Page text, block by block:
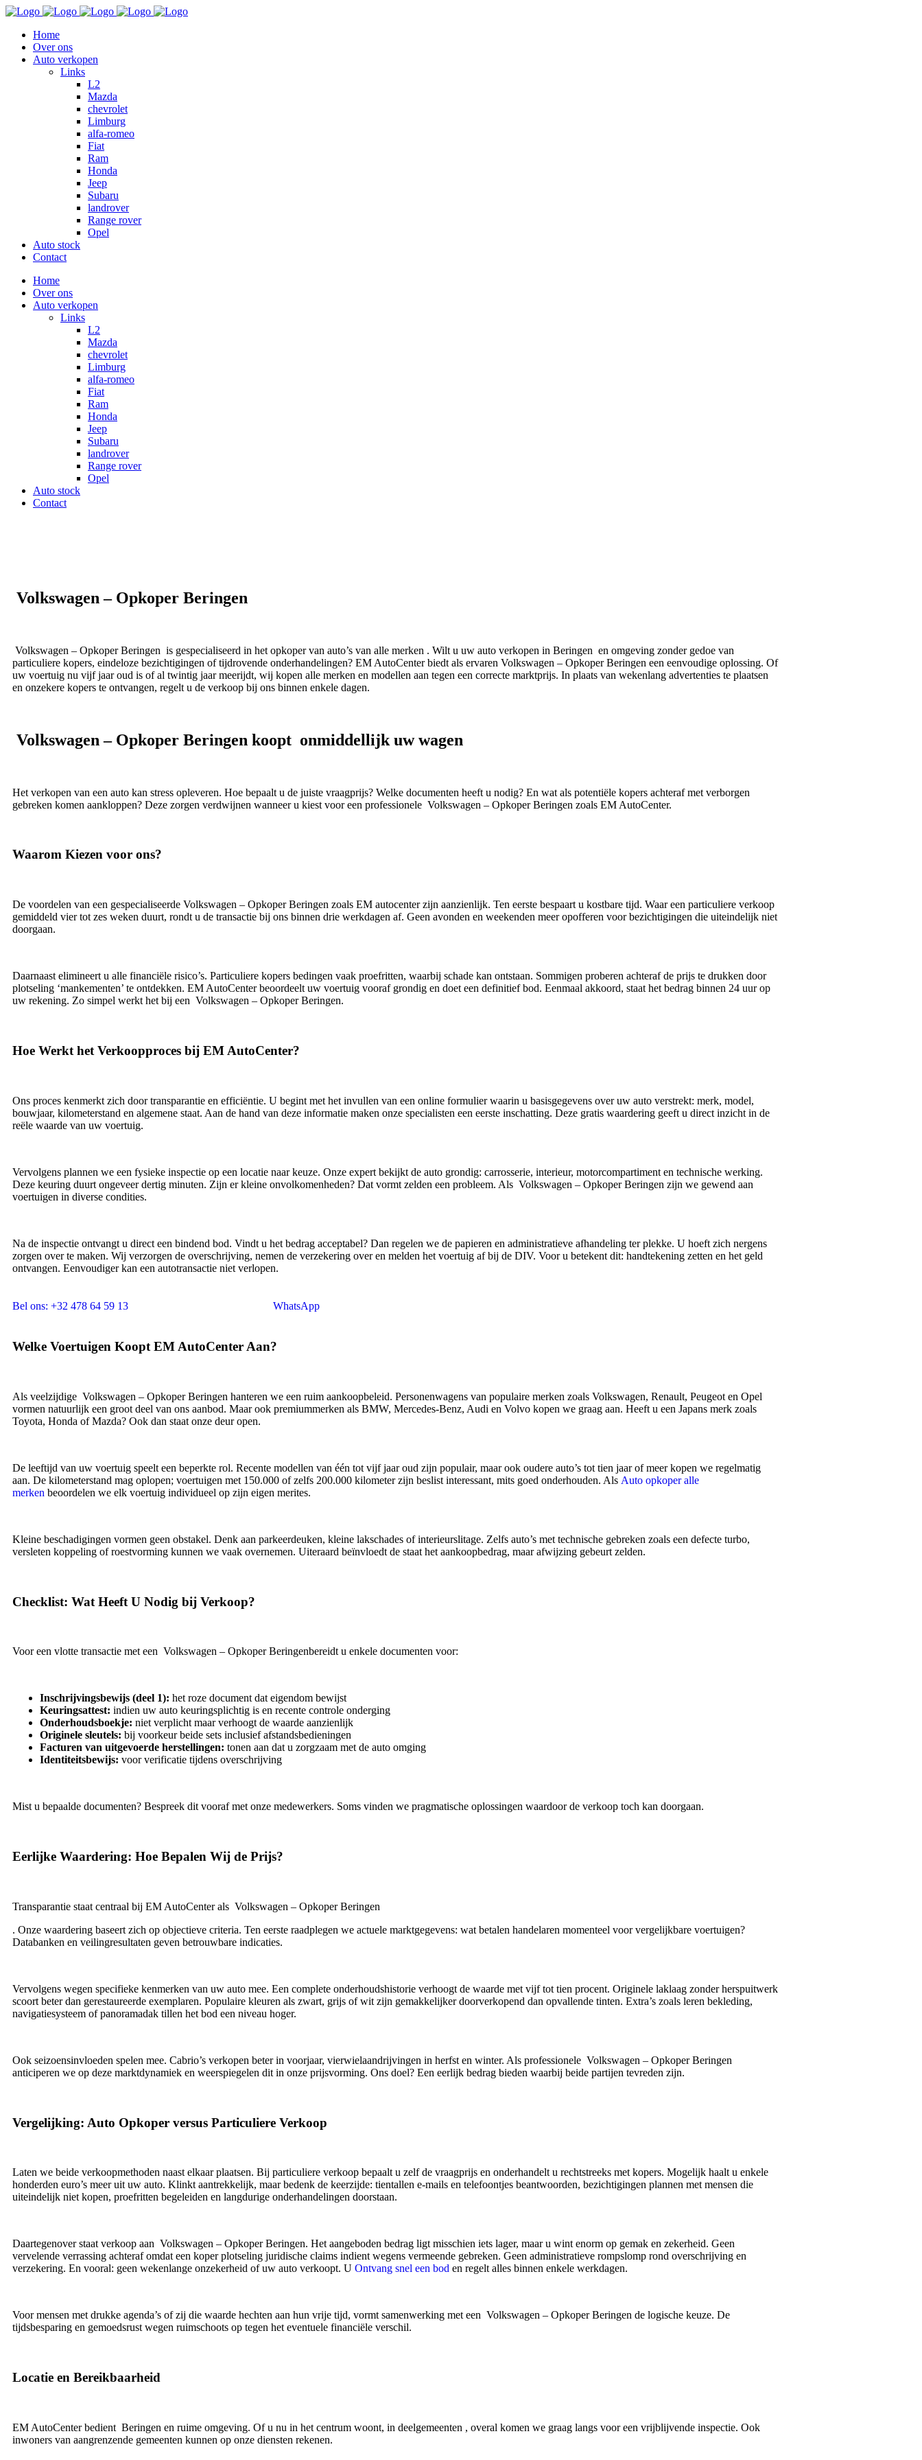
Home
Over ons
Auto verkopen
Links
L2
Mazda
chevrolet
Limburg
alfa-romeo
Fiat
Ram
Honda
Jeep
Subaru
landrover
Range rover
Opel
Auto stock
Contact
Home
Over ons
Auto verkopen
Links
L2
Mazda
chevrolet
Limburg
alfa-romeo
Fiat
Ram
Honda
Jeep
Subaru
landrover
Range rover
Opel
Auto stock
Contact
Volkswagen – Opkoper Beringen
Volkswagen – Opkoper Beringen is gespecialiseerd in het opkoper van auto’s van alle merken . Wilt u uw auto verkopen in Beringen en omgeving zonder gedoe van
particuliere kopers, eindeloze bezichtigingen of tijdrovende onderhandelingen? EM AutoCenter biedt als ervaren Volkswagen – Opkoper Beringen een eenvoudige oplossing. Of
uw voertuig nu vijf jaar oud is of al twintig jaar meerijdt, wij kopen alle merken en modellen aan tegen een correcte marktprijs. In plaats van wekenlang advertenties te plaatsen
en onzekere kopers te ontvangen, regelt u de verkoop bij ons binnen enkele dagen.
Volkswagen – Opkoper Beringen koopt onmiddellijk uw wagen
Het verkopen van een auto kan stress opleveren. Hoe bepaalt u de juiste vraagprijs? Welke documenten heeft u nodig? En wat als potentiële kopers achteraf met verborgen
gebreken komen aankloppen? Deze zorgen verdwijnen wanneer u kiest voor een professionele Volkswagen – Opkoper Beringen zoals EM AutoCenter.
Waarom Kiezen voor ons?
De voordelen van een gespecialiseerde Volkswagen – Opkoper Beringen zoals EM autocenter zijn aanzienlijk. Ten eerste bespaart u kostbare tijd. Waar een particuliere verkoop
gemiddeld vier tot zes weken duurt, rondt u de transactie bij ons binnen drie werkdagen af. Geen avonden en weekenden meer opofferen voor bezichtigingen die uiteindelijk niet
doorgaan.
Daarnaast elimineert u alle financiële risico’s. Particuliere kopers bedingen vaak proefritten, waarbij schade kan ontstaan. Sommigen proberen achteraf de prijs te drukken door
plotseling ‘mankementen’ te ontdekken. EM AutoCenter beoordeelt uw voertuig vooraf grondig en doet een definitief bod. Eenmaal akkoord, staat het bedrag binnen 24 uur op
uw rekening. Zo simpel werkt het bij een Volkswagen – Opkoper Beringen.
Hoe Werkt het Verkoopproces bij EM AutoCenter?
Ons proces kenmerkt zich door transparantie en efficiëntie. U begint met het invullen van een online formulier waarin u basisgegevens over uw auto verstrekt: merk, model,
bouwjaar, kilometerstand en algemene staat. Aan de hand van deze informatie maken onze specialisten een eerste inschatting. Deze gratis waardering geeft u direct inzicht in de
reële waarde van uw voertuig.
Vervolgens plannen we een fysieke inspectie op een locatie naar keuze. Onze expert bekijkt de auto grondig: carrosserie, interieur, motorcompartiment en technische werking.
Deze keuring duurt ongeveer dertig minuten. Zijn er kleine onvolkomenheden? Dat vormt zelden een probleem. Als Volkswagen – Opkoper Beringen zijn we gewend aan
voertuigen in diverse condities.
Na de inspectie ontvangt u direct een bindend bod. Vindt u het bedrag acceptabel? Dan regelen we de papieren en administratieve afhandeling ter plekke. U hoeft zich nergens
zorgen over te maken. Wij verzorgen de overschrijving, nemen de verzekering over en melden het voertuig af bij de DIV. Voor u betekent dit: handtekening zetten en het geld
ontvangen. Eenvoudiger kan een autotransactie niet verlopen.
Bel ons: +32 478 64 59 13 WhatsApp
Welke Voertuigen Koopt EM AutoCenter Aan?
Als veelzijdige Volkswagen – Opkoper Beringen hanteren we een ruim aankoopbeleid. Personenwagens van populaire merken zoals Volkswagen, Renault, Peugeot en Opel
vormen natuurlijk een groot deel van ons aanbod. Maar ook premiummerken als BMW, Mercedes-Benz, Audi en Volvo kopen we graag aan. Heeft u een Japans merk zoals
Toyota, Honda of Mazda? Ook dan staat onze deur open.
De leeftijd van uw voertuig speelt een beperkte rol. Recente modellen van één tot vijf jaar oud zijn populair, maar ook oudere auto’s tot tien jaar of meer kopen we regelmatig
aan. De kilometerstand mag oplopen; voertuigen met 150.000 of zelfs 200.000 kilometer zijn beslist interessant, mits goed onderhouden. Als Auto opkoper alle
merken beoordelen we elk voertuig individueel op zijn eigen merites.
Kleine beschadigingen vormen geen obstakel. Denk aan parkeerdeuken, kleine lakschades of interieurslitage. Zelfs auto’s met technische gebreken zoals een defecte turbo,
versleten koppeling of roestvorming kunnen we vaak overnemen. Uiteraard beïnvloedt de staat het aankoopbedrag, maar afwijzing gebeurt zelden.
Checklist: Wat Heeft U Nodig bij Verkoop?
Voor een vlotte transactie met een Volkswagen – Opkoper Beringenbereidt u enkele documenten voor:
Inschrijvingsbewijs (deel 1): het roze document dat eigendom bewijst
Keuringsattest: indien uw auto keuringsplichtig is en recente controle onderging
Onderhoudsboekje: niet verplicht maar verhoogt de waarde aanzienlijk
Originele sleutels: bij voorkeur beide sets inclusief afstandsbedieningen
Facturen van uitgevoerde herstellingen: tonen aan dat u zorgzaam met de auto omging
Identiteitsbewijs: voor verificatie tijdens overschrijving
Mist u bepaalde documenten? Bespreek dit vooraf met onze medewerkers. Soms vinden we pragmatische oplossingen waardoor de verkoop toch kan doorgaan.
Eerlijke Waardering: Hoe Bepalen Wij de Prijs?
Transparantie staat centraal bij EM AutoCenter als Volkswagen – Opkoper Beringen
. Onze waardering baseert zich op objectieve criteria. Ten eerste raadplegen we actuele marktgegevens: wat betalen handelaren momenteel voor vergelijkbare voertuigen?
Databanken en veilingresultaten geven betrouwbare indicaties.
Vervolgens wegen specifieke kenmerken van uw auto mee. Een complete onderhoudshistorie verhoogt de waarde met vijf tot tien procent. Originele laklaag zonder herspuitwerk
scoort beter dan gerestaureerde exemplaren. Populaire kleuren als zwart, grijs of wit zijn gemakkelijker doorverkopend dan opvallende tinten. Extra’s zoals leren bekleding,
navigatiesysteem of panoramadak tillen het bod een niveau hoger.
Ook seizoensinvloeden spelen mee. Cabrio’s verkopen beter in voorjaar, vierwielaandrijvingen in herfst en winter. Als professionele Volkswagen – Opkoper Beringen
anticiperen we op deze marktdynamiek en weerspiegelen dit in onze prijsvorming. Ons doel? Een eerlijk bedrag bieden waarbij beide partijen tevreden zijn.
Vergelijking: Auto Opkoper versus Particuliere Verkoop
Laten we beide verkoopmethoden naast elkaar plaatsen. Bij particuliere verkoop bepaalt u zelf de vraagprijs en onderhandelt u rechtstreeks met kopers. Mogelijk haalt u enkele
honderden euro’s meer uit uw auto. Klinkt aantrekkelijk, maar bedenk de keerzijde: tientallen e-mails en telefoontjes beantwoorden, bezichtigingen plannen met mensen die
uiteindelijk niet kopen, proefritten begeleiden en langdurige onderhandelingen doorstaan.
Daartegenover staat verkoop aan Volkswagen – Opkoper Beringen. Het aangeboden bedrag ligt misschien iets lager, maar u wint enorm op gemak en zekerheid. Geen
vervelende verrassing achteraf omdat een koper plotseling juridische claims indient wegens vermeende gebreken. Geen administratieve rompslomp rond overschrijving en
verzekering. En vooral: geen wekenlange onzekerheid of uw auto verkoopt. U Ontvang snel een bod en regelt alles binnen enkele werkdagen.
Voor mensen met drukke agenda’s of zij die waarde hechten aan hun vrije tijd, vormt samenwerking met een Volkswagen – Opkoper Beringen de logische keuze. De
tijdsbesparing en gemoedsrust wegen ruimschoots op tegen het eventuele financiële verschil.
Locatie en Bereikbaarheid
EM AutoCenter bedient Beringen en ruime omgeving. Of u nu in het centrum woont, in deelgemeenten , overal komen we graag langs voor een vrijblijvende inspectie. Ook
inwoners van aangrenzende gemeenten kunnen op onze diensten rekenen.